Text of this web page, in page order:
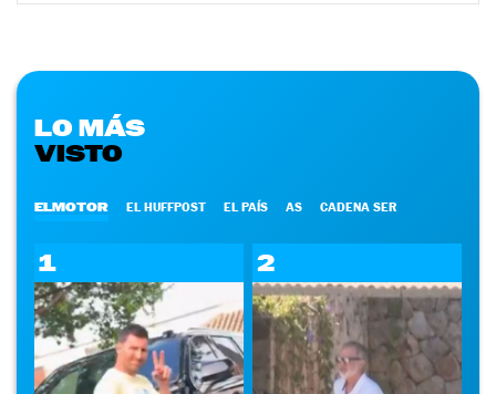
LO MÁS
VISTO
ELMOTOR EL HUFFPOST EL PAÍS AS CADENA SER
1 2